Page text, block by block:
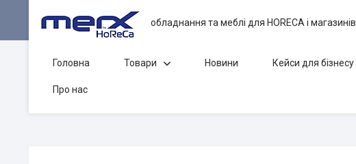
обладнання та меблі для HORECA і магазинів
Головна Товари Новини Кейси для бізнесу
Про нас